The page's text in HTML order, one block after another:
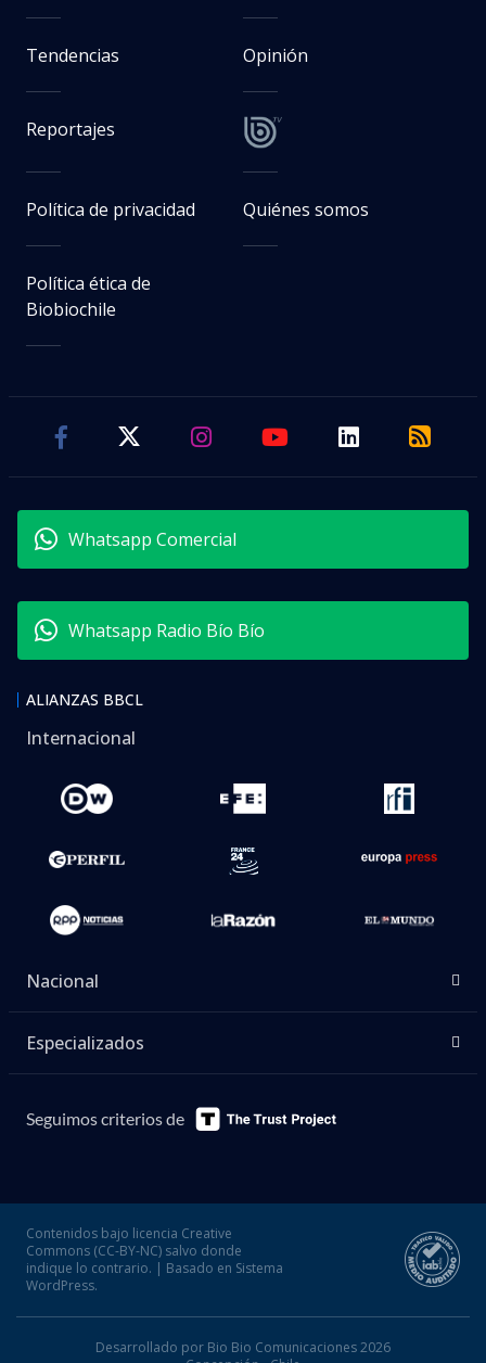
Tendencias Opinión
Reportajes
Política de privacidad Quiénes somos
Política ética de
Biobiochile
Whatsapp Comercial
Whatsapp Radio Bío Bío
ALIANZAS BBCL
Internacional
Nacional
Especializados
Seguimos criterios de
Contenidos bajo licencia Creative
Commons (CC-BY-NC) salvo donde
indique lo contrario. | Basado en Sistema
WordPress.
Desarrollado por Bio Bio Comunicaciones 2026